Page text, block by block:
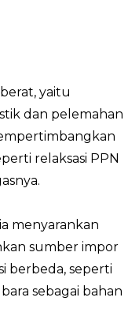
yaitu
dan pelemahan
relaksasi PPN
menyarankan
sumber impor
berbeda, seperti
sebagai bahan